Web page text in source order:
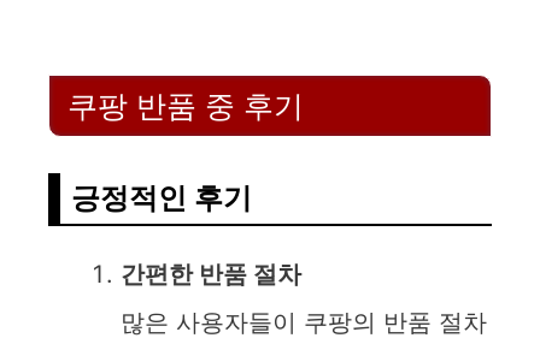
쿠팡 반품 중 후기
긍정적인 후기
간편한 반품 절차
많은 사용자들이 쿠팡의 반품 절차